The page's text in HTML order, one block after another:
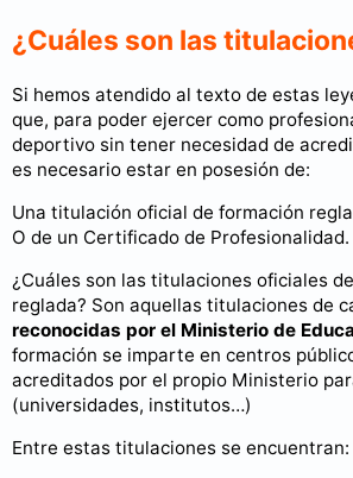
¿Cuáles son las
Si hemos atendido al texto de estas
que, para poder ejercer como
deportivo sin tener necesidad de
es necesario estar en posesión de:
Una titulación oficial de formación
O de un Certificado de Profesionalidad.
¿Cuáles son las titulaciones oficiales
reglada? Son aquellas titulaciones de
reconocidas por el Ministerio de
formación se imparte en centros
acreditados por el propio Ministerio
(universidades, institutos…)
Entre estas titulaciones se encuentran: